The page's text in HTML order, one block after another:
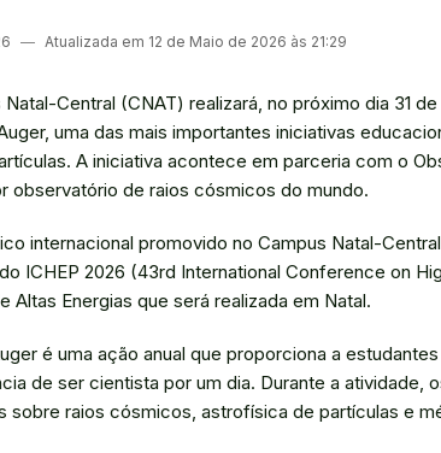
― Atualizada em 12 de Maio de 2026 às 21:29
Central (CNAT) realizará, no próximo dia 31
uma das mais importantes iniciativas
A iniciativa acontece em parceria com o
observatório de raios cósmicos do mundo.
internacional promovido no Campus Natal-
ICHEP 2026 (43rd International Conference on
Energias que será realizada em Natal.
é uma ação anual que proporciona a
de ser cientista por um dia. Durante a atividade,
sobre raios cósmicos, astrofísica de partículas e